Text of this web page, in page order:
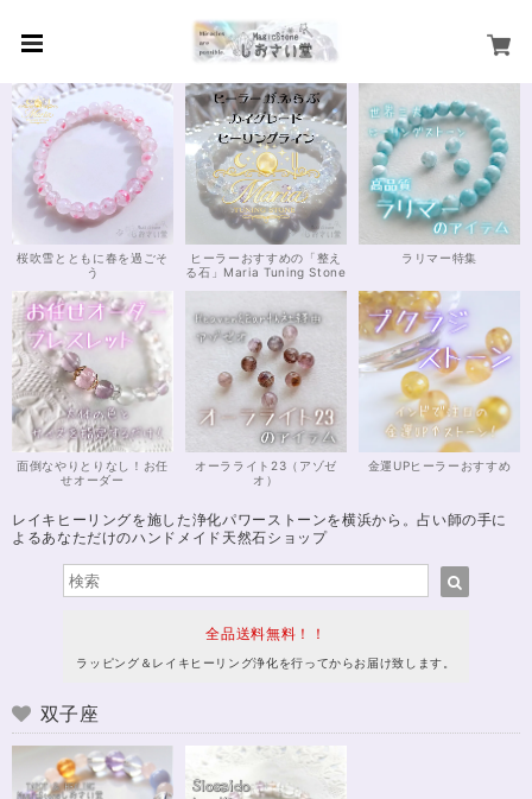
桜吹雪とともに春を過ごそ
う
ヒーラーおすすめの「整え
る石」Maria Tuning Stone
ラリマー特集
面倒なやりとりなし！お任
せオーダー
オーラライト23（アゾゼ
オ）
金運UPヒーラーおすすめ
レイキヒーリングを施した浄化パワーストーンを横浜から。占い師の手に
よるあなただけのハンドメイド天然石ショップ
全品送料無料！！
ラッピング＆レイキヒーリング浄化を行ってからお届け致します。
双子座